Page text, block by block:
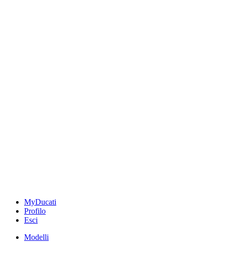
MyDucati
Profilo
Esci
Modelli